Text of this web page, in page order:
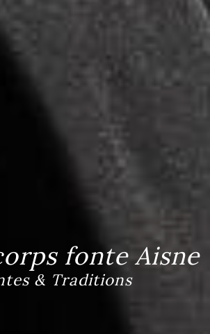
fonte Aisne
& Traditions